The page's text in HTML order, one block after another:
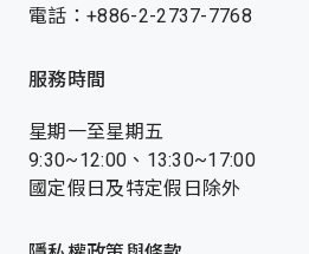
電話：+886-2-2737-7768
服務時間
星期一至星期五
9:30~12:00、13:30~17:00
國定假日及特定假日除外